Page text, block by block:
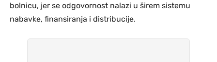
bolnicu, jer se odgovornost nalazi u širem sistemu
nabavke, finansiranja i distribucije.